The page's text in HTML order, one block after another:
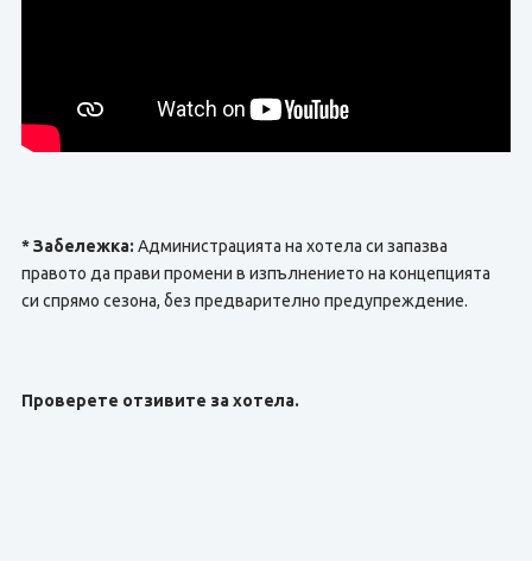
* Забележка: Администрацията на хотела си запазва
правото да прави промени в изпълнението на концепцията
си спрямо сезона, без предварително предупреждение.
Проверете отзивите за хотела.